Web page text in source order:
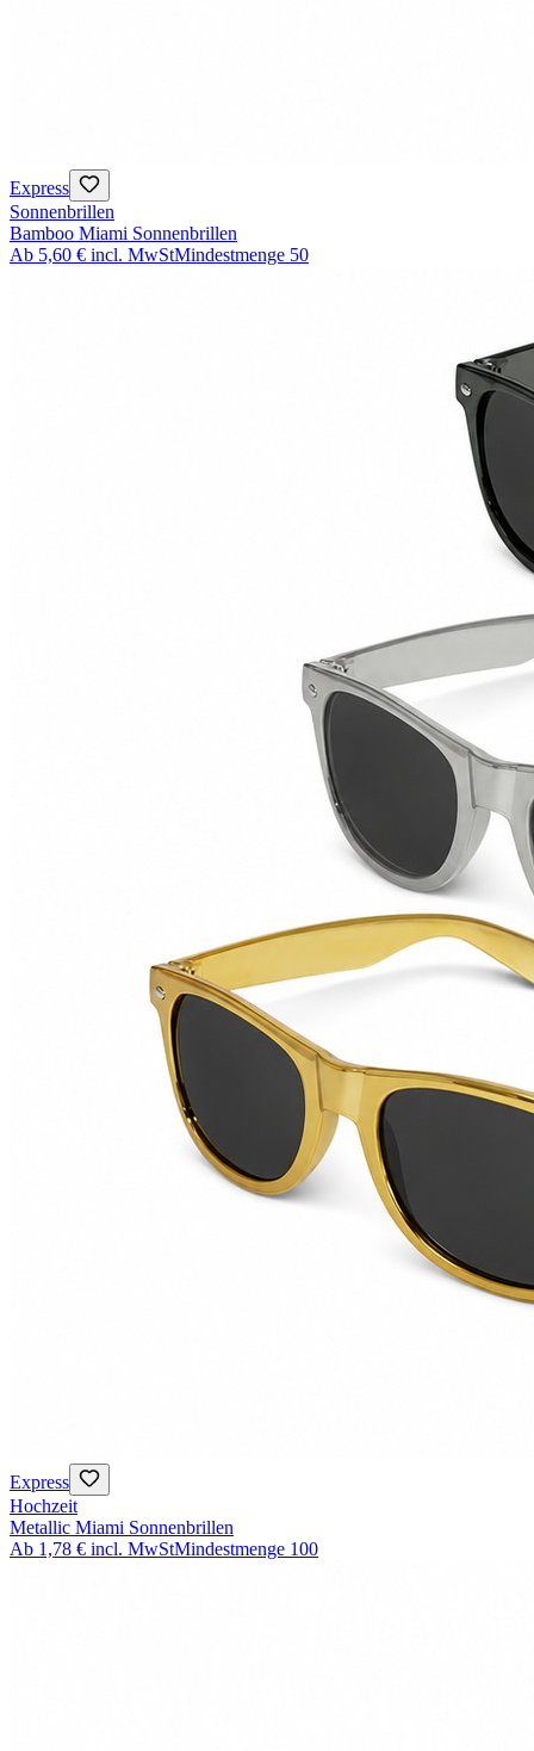
Express
Sonnenbrillen
Bamboo Miami Sonnenbrillen
Ab 5,60 € incl. MwStMindestmenge 50
Express
Hochzeit
Metallic Miami Sonnenbrillen
Ab 1,78 € incl. MwStMindestmenge 100